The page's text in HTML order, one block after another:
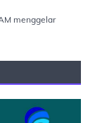
menggelar